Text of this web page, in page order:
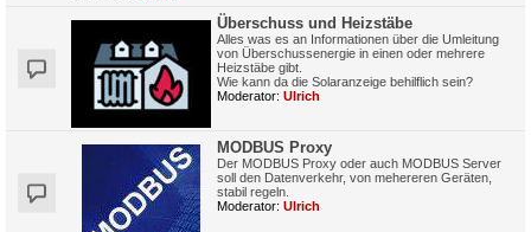
Überschuss und Heizstäbe
Alles was es an Informationen über die Umleitung
von Überschussenergie in einen oder mehrere
Heizstäbe gibt.
Wie kann da die Solaranzeige behilflich sein?
Moderator: Ulrich
MODBUS Proxy
Der MODBUS Proxy oder auch MODBUS Server
soll den Datenverkehr, von mehereren Geräten,
stabil regeln.
Moderator: Ulrich